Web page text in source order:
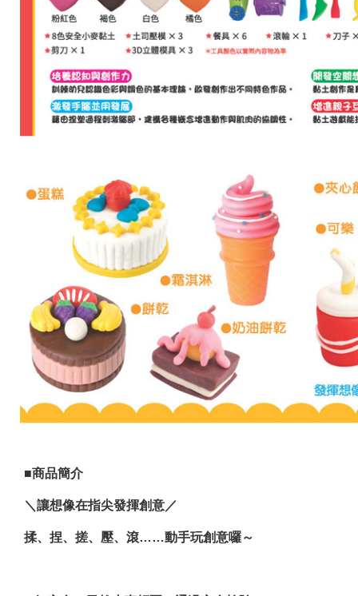
■商品簡介
＼讓想像在指尖發揮創意／
揉、捏、搓、壓、滾……動手玩創意囉～